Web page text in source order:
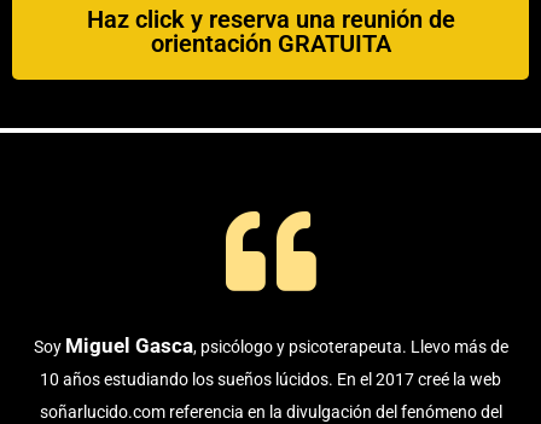
Haz click y reserva una reunión de
orientación GRATUITA
Soy Miguel Gasca, psicólogo y psicoterapeuta. Llevo más de
10 años estudiando los sueños lúcidos. En el 2017 creé la web
soñarlucido.com referencia en la divulgación del fenómeno del